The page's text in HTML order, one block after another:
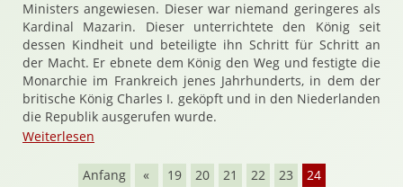
Ministers angewiesen. Dieser war niemand geringeres als
Kardinal Mazarin. Dieser unterrichtete den König seit
dessen Kindheit und beteiligte ihn Schritt für Schritt an
der Macht. Er ebnete dem König den Weg und festigte die
Monarchie im Frankreich jenes Jahrhunderts, in dem der
britische König Charles I. geköpft und in den Niederlanden
die Republik ausgerufen wurde.
Weiterlesen
Anfang « 19 20 21 22 23 24